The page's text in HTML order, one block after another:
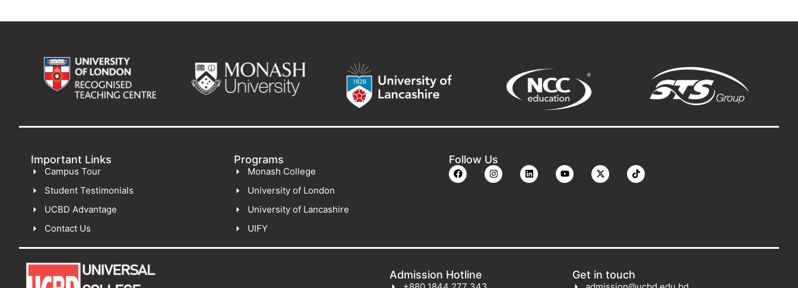
Important Links
Campus Tour
Student Testimonials
UCBD Advantage
Contact Us
Programs
Monash College
University of London
University of Lancashire
UIFY
Follow Us
Admission Hotline Get in touch